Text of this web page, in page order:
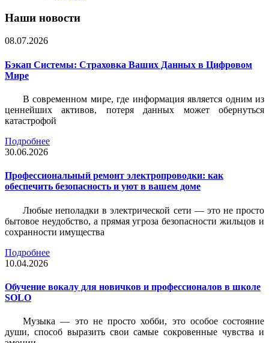
Наши новости
08.07.2026
Бэкап Системы: Страховка Ваших Данных в Цифровом
Мире
В современном мире, где информация является одним из
ценнейших активов, потеря данных может обернуться
катастрофой
Подробнее
30.06.2026
Профессиональный ремонт электропроводки: как
обеспечить безопасность и уют в вашем доме
Любые неполадки в электрической сети — это не просто
бытовое неудобство, а прямая угроза безопасности жильцов и
сохранности имущества
Подробнее
10.04.2026
Обучение вокалу для новичков и профессионалов в школе
SOLO
Музыка — это не просто хобби, это особое состояние
души, способ выразить свои самые сокровенные чувства и